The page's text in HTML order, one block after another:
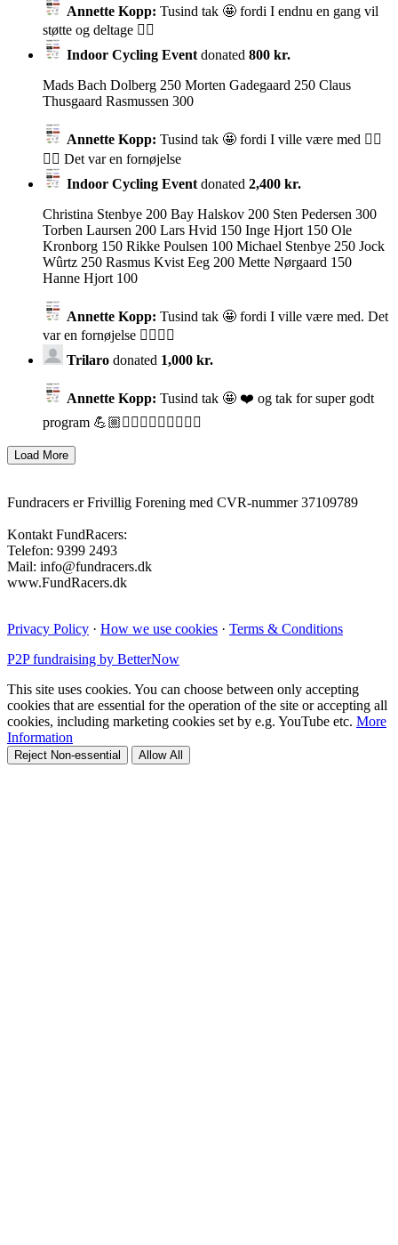
Annette Kopp: Tusind tak 🤩 fordi I endnu en gang vil
støtte og deltage 🚴‍♀️
Indoor Cycling Event donated 800 kr.
Mads Bach Dolberg 250 Morten Gadegaard 250 Claus
Thusgaard Rasmussen 300
Annette Kopp: Tusind tak 🤩 fordi I ville være med 🚴‍♀️
🚴‍♀️ Det var en fornøjelse
Indoor Cycling Event donated 2,400 kr.
Christina Stenbye 200 Bay Halskov 200 Sten Pedersen 300
Torben Laursen 200 Lars Hvid 150 Inge Hjort 150 Ole
Kronborg 150 Rikke Poulsen 100 Michael Stenbye 250 Jock
Wûrtz 250 Rasmus Kvist Eeg 200 Mette Nørgaard 150
Hanne Hjort 100
Annette Kopp: Tusind tak 🤩 fordi I ville være med. Det
var en fornøjelse 🚴‍♀️🚴‍♀️
Trilaro donated 1,000 kr.
Annette Kopp: Tusind tak 🤩 ❤️ og tak for super godt
program 💪🏼🚴🏼‍♂️🏊🏼‍♀️🏃🏼‍♀️
Fundracers er Frivillig Forening med CVR-nummer 37109789
Kontakt FundRacers:
Telefon: 9399 2493
Mail: info@fundracers.dk
www.FundRacers.dk
Privacy Policy · How we use cookies · Terms & Conditions
P2P fundraising by BetterNow
This site uses cookies. You can choose between only accepting
cookies that are essential for the operation of the site or accepting all
cookies, including marketing cookies set by e.g. YouTube etc. More
Information
Reject Non-essential Allow All